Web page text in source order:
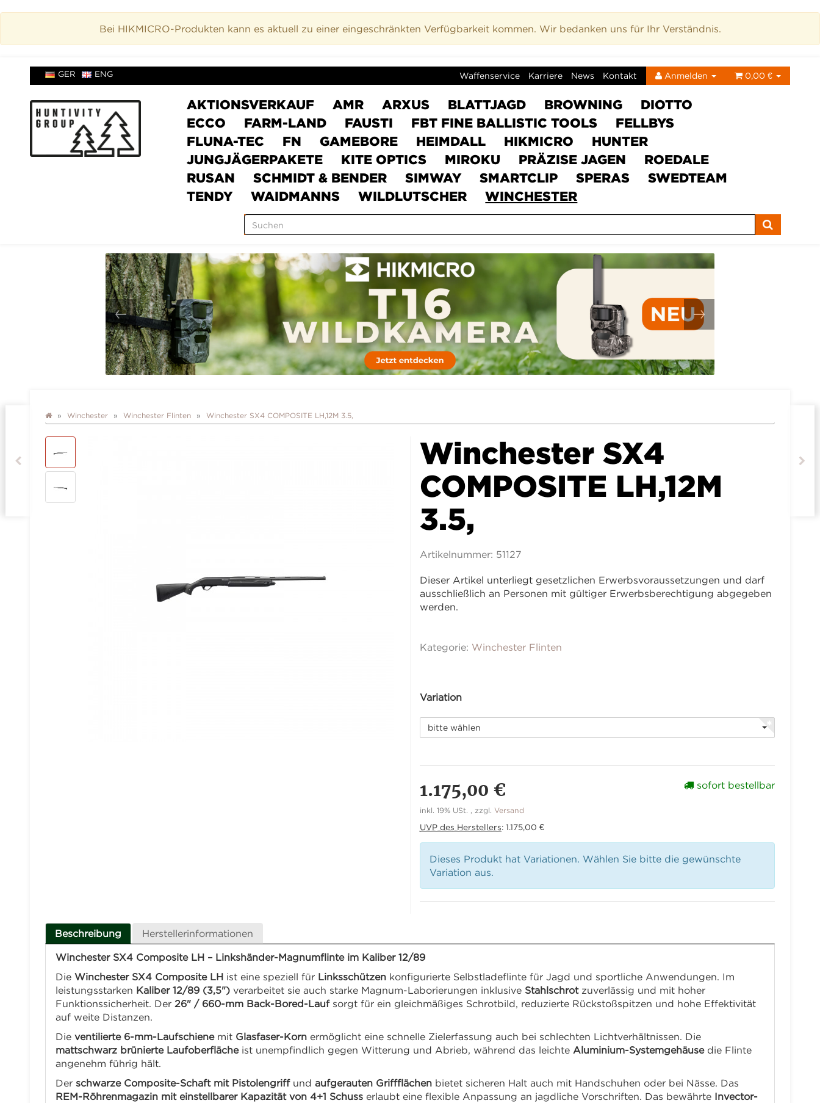
Bei HIKMICRO-Produkten kann es aktuell zu einer eingeschränkten Verfügbarkeit kommen. Wir bedanken uns für Ihr Verständnis.
GER ENG Waffenservice Karriere News Kontakt Anmelden 0,00 €
AKTIONSVERKAUF AMR ARXUS BLATTJAGD BROWNING
DIOTTO
ECCO
FARM-LAND FAUSTI FBT FINE BALLISTIC TOOLS
FELLBYS
FLUNA-TEC
FN GAMEBORE HEIMDALL HIKMICRO
HUNTER
JUNGJÄGERPAKETE
KITE OPTICS MIROKU PRÄZISE JAGEN
ROEDALE
RUSAN
SCHMIDT & BENDER SIMWAY SMARTCLIP SPERAS
SWEDTEAM
TENDY
WAIDMANNS WILDLUTSCHER WINCHESTER
Winchester Winchester Flinten Winchester SX4 COMPOSITE LH,12M 3.5,
Winchester SX4
COMPOSITE LH,12M
3.5,
Artikelnummer: 51127
Dieser Artikel unterliegt gesetzlichen Erwerbsvoraussetzungen und darf
ausschließlich an Personen mit gültiger Erwerbsberechtigung abgegeben
werden.
Kategorie: Winchester Flinten
Variation
bitte wählen
1.175,00 €
inkl. 19% USt. , zzgl. Versand
UVP des Herstellers: 1.175,00 €
sofort bestellbar
Dieses Produkt hat Variationen. Wählen Sie bitte die gewünschte
Variation aus.
Beschreibung Herstellerinformationen
Winchester SX4 Composite LH – Linkshänder-Magnumflinte im Kaliber 12/89
Die Winchester SX4 Composite LH ist eine speziell für Linksschützenkonfigurierte Selbstladeflinte für Jagd und sportliche Anwendungen. Im
leistungsstarken Kaliber 12/89 (3,5")verarbeitet sie auch starke Magnum-Laborierungen inklusive Stahlschrotzuverlässig und mit hoher
Funktionssicherheit. Der 26" / 660-mm Back-Bored-Laufsorgt für ein gleichmäßiges Schrotbild, reduzierte Rückstoßspitzen und hohe Effektivität
auf weite Distanzen.
Die ventilierte 6-mm-Laufschienemit Glasfaser-Kornermöglicht eine schnelle Zielerfassung auch bei schlechten Lichtverhältnissen. Die
mattschwarz brünierte Laufoberflächeist unempfindlich gegen Witterung und Abrieb, während das leichte Aluminium-Systemgehäusedie Flinte
angenehm führig hält.
Der schwarze Composite-Schaft mit Pistolengriffund aufgerauten Griffflächenbietet sicheren Halt auch mit Handschuhen oder bei Nässe. Das
REM-Röhrenmagazin mit einstellbarer Kapazität von 4+1 Schusserlaubt eine flexible Anpassung an jagdliche Vorschriften. Das bewährte Invector-